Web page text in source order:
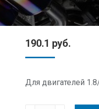
190.1 руб.
Для двигателей